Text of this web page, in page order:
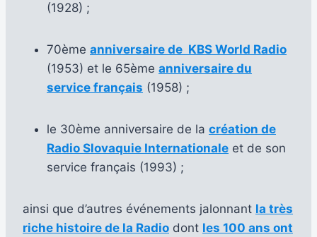
(1928) ;
70ème anniversaire de KBS World Radio
(1953) et le 65ème anniversaire du
service français (1958) ;
le 30ème anniversaire de la création de
Radio Slovaquie Internationale et de son
service français (1993) ;
ainsi que d’autres événements jalonnant la très
riche histoire de la Radio dont les 100 ans ont